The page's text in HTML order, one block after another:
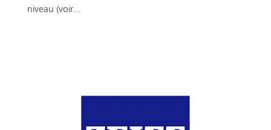
niveau (voir...